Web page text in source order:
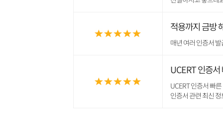
적용까지 금방
매년 여러 인증서
UCERT 인증
UCERT 인증서 빠
인증서 관련 최신